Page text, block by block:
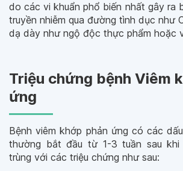
do các vi khuẩn phổ biến nhất gây ra
truyền nhiễm qua đường tình dục như
dạ dày như ngộ độc thực phẩm hoặc
Triệu chứng bệnh Viêm
ứng
Bệnh viêm khớp phản ứng có các
thường bắt đầu từ 1-3 tuần sau
trùng với các triệu chứng như sau: